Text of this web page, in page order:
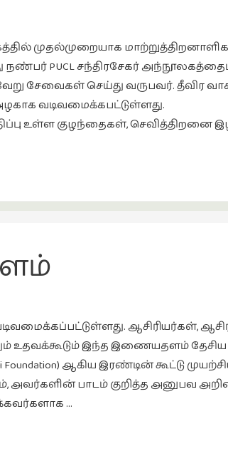
முதல்முறையாக
நண்பர் PUCL சந்திரசேகர்
சேவைகள் செய்து வருபவர். தீவிர
வடிவமைக்கபட்டுள்ளது.
உள்ள குழந்தைகள், செவித்திறனை
ஆசிரியர்கள்,
உதவக்கூடும் இந்த இணையதளம் தேசிய
ஆகிய இரண்டின் கூட்டு
அவர்களின் பாடம் குறித்த அனுபவ
…